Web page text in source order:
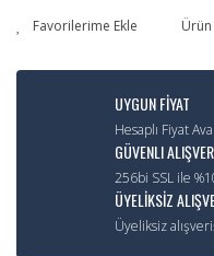
UYGUN FİYAT
Hesaplı Fiyat
GÜVENLI
256bi SSL ile
ÜYELİKSİZ
Üyeliksiz